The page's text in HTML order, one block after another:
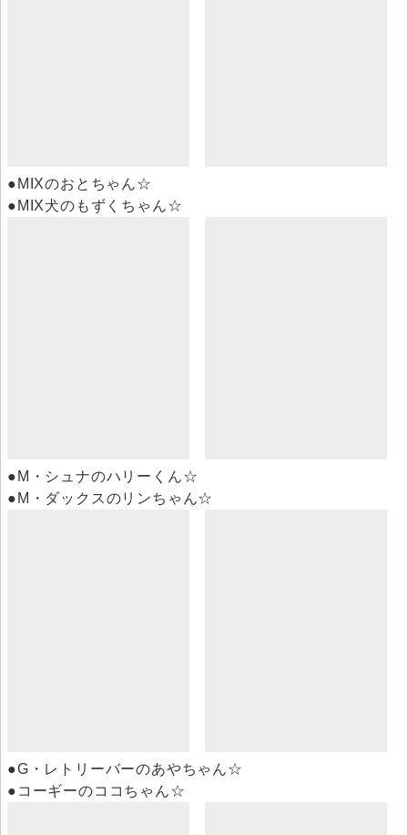
●MIXのおとちゃん☆
●MIX犬のもずくちゃん☆
●M・シュナのハリーくん☆
●M・ダックスのリンちゃん☆
●G・レトリーバーのあやちゃん☆
●コーギーのココちゃん☆